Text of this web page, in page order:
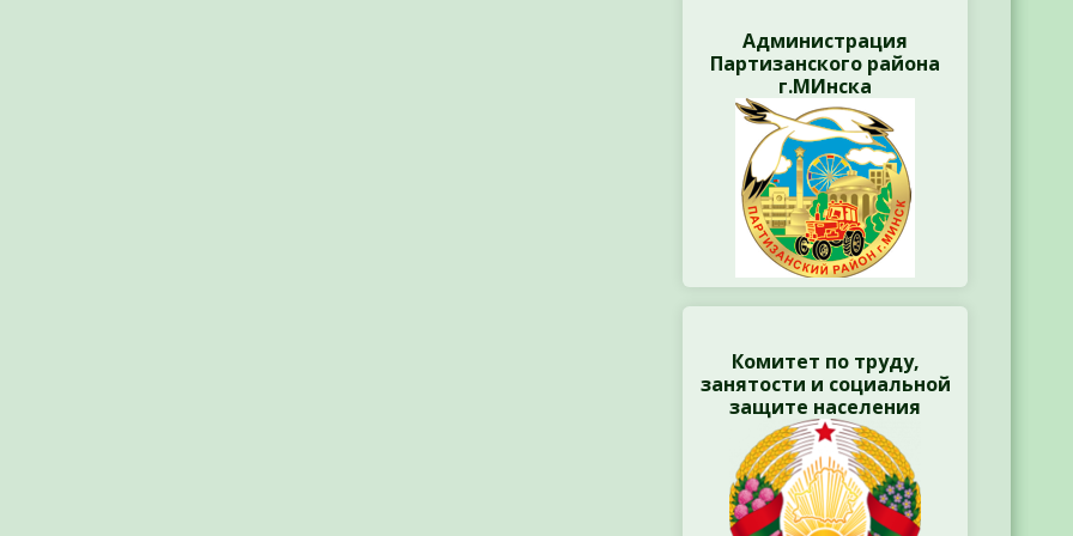
Администрация
Партизанского района
г.МИнска
Комитет по труду,
занятости и социальной
защите населения